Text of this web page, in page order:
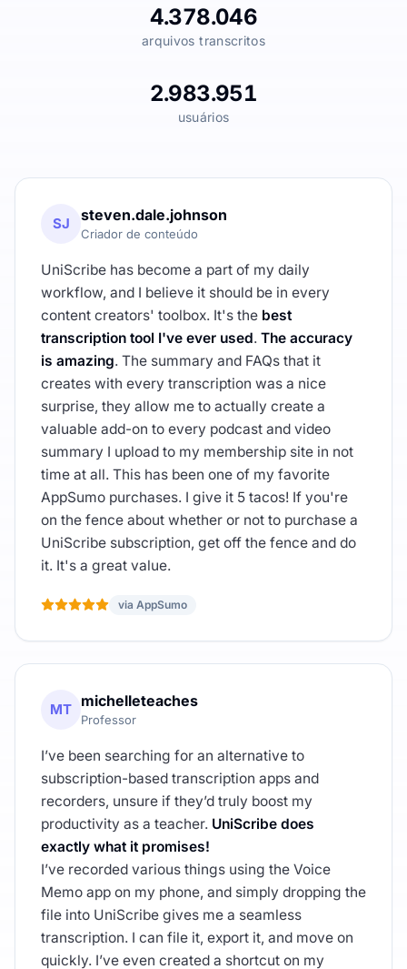
4.378.046
arquivos transcritos
2.983.951
usuários
SJ steven.dale.johnson
Criador de conteúdo
UniScribe has become a part of my daily
workflow, and I believe it should be in every
content creators' toolbox. It's the best
transcription tool I've ever used. The accuracy
is amazing. The summary and FAQs that it
creates with every transcription was a nice
surprise, they allow me to actually create a
valuable add-on to every podcast and video
summary I upload to my membership site in not
time at all. This has been one of my favorite
AppSumo purchases. I give it 5 tacos! If you're
on the fence about whether or not to purchase a
UniScribe subscription, get off the fence and do
it. It's a great value.
via AppSumo
MT michelleteaches
Professor
I’ve been searching for an alternative to
subscription-based transcription apps and
recorders, unsure if they’d truly boost my
productivity as a teacher. UniScribe does
exactly what it promises!
I’ve recorded various things using the Voice
Memo app on my phone, and simply dropping the
file into UniScribe gives me a seamless
transcription. I can file it, export it, and move on
quickly. I’ve even created a shortcut on my